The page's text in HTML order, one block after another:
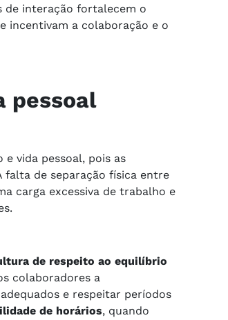
de interação fortalecem o
incentivam a colaboração e o
pessoal
vida pessoal, pois as
falta de separação física entre
carga excessiva de trabalho e
de respeito ao equilíbrio
colaboradores a
e respeitar períodos
de horários, quando